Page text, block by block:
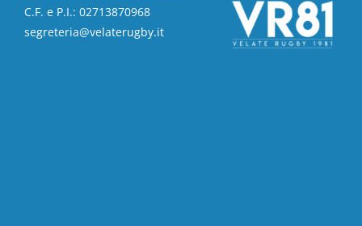
C.F. e P.I.: 02713870968
segreteria@velaterugby.it